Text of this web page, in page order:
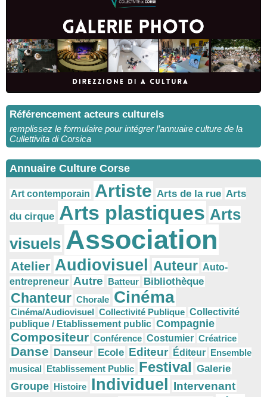
Référencement acteurs culturels
remplissez le formulaire pour intégrer l’annuaire culture de la
Cullettivita di Corsica
Annuaire Culture Corse
Art contemporain Artiste Arts de la rue Arts
du cirque Arts plastiques Arts
visuels Association
Atelier Audiovisuel Auteur Auto-
entrepreneur Autre Batteur Bibliothèque
Chanteur Chorale Cinéma
Cinéma/Audiovisuel Collectivité Publique Collectivité
publique / Etablissement public Compagnie
Compositeur Conférence Costumier Créatrice
Danse Danseur Ecole Editeur Éditeur Ensemble
musical Etablissement Public Festival Galerie
Groupe Histoire Individuel Intervenant